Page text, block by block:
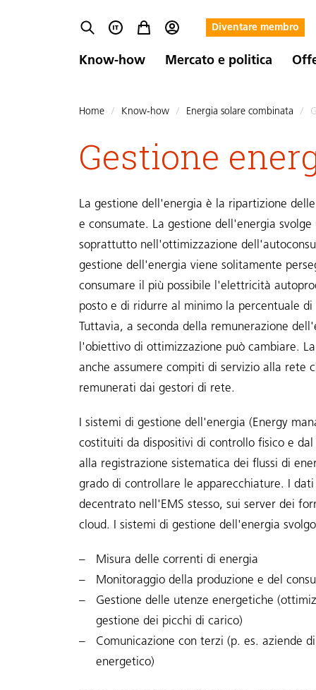
Diventare membro
Know-how Mercato e politica
Home / Know-how / Energia solare combinata /
Gestione
La gestione dell'energia è la ripartizione
e consumate. La gestione dell'energia svolge
soprattutto nell'ottimizzazione
gestione dell'energia viene solitamente
consumare il più possibile l'elettricità
posto e di ridurre al minimo la percentuale
Tuttavia, a seconda della remunerazione
l'obiettivo di ottimizzazione può cambiare.
anche assumere compiti di servizio alla rete
remunerati dai gestori di rete.
I sistemi di gestione dell'energia (Energy
costituiti da dispositivi di controllo fisico e
alla registrazione sistematica dei flussi di
grado di controllare le apparecchiature. I
decentrato nell'EMS stesso, sui server dei
cloud. I sistemi di gestione dell'energia
Misura delle correnti di energia
Monitoraggio della produzione e del
Gestione delle utenze energetiche
gestione dei picchi di carico)
Comunicazione con terzi (p. es. aziende
energetico)